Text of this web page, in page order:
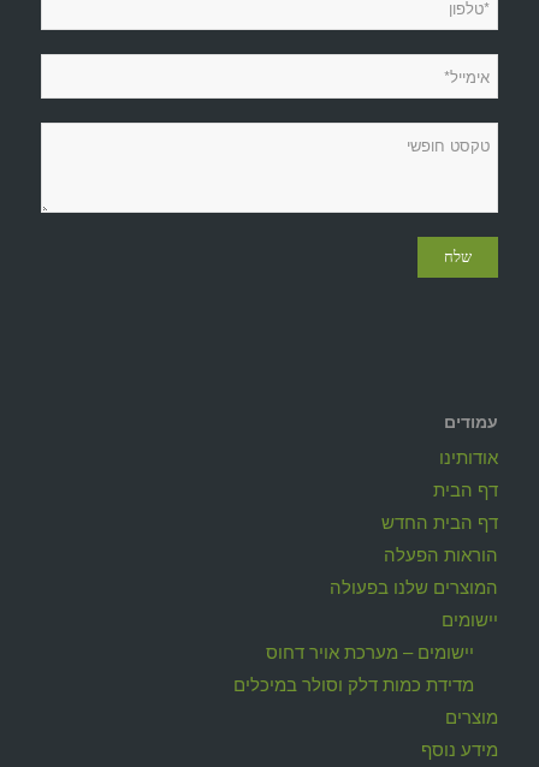
עמודים
אודותינו
דף הבית
דף הבית החדש
הוראות הפעלה
המוצרים שלנו בפעולה
יישומים
יישומים – מערכת אויר דחוס
מדידת כמות דלק וסולר במיכלים
מוצרים
מידע נוסף